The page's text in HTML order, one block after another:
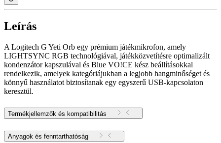
Leírás
A Logitech G Yeti Orb egy prémium játékmikrofon, amely
LIGHTSYNC RGB technológiával, játékközvetítésre optimalizált
kondenzátor kapszulával és Blue VO!CE kész beállításokkal
rendelkezik, amelyek kategóriájukban a legjobb hangminőséget és
könnyű használatot biztosítanak egy egyszerű USB-kapcsolaton
keresztül.
Termékjellemzők és kompatibilitás
Anyagok és fenntarthatóság